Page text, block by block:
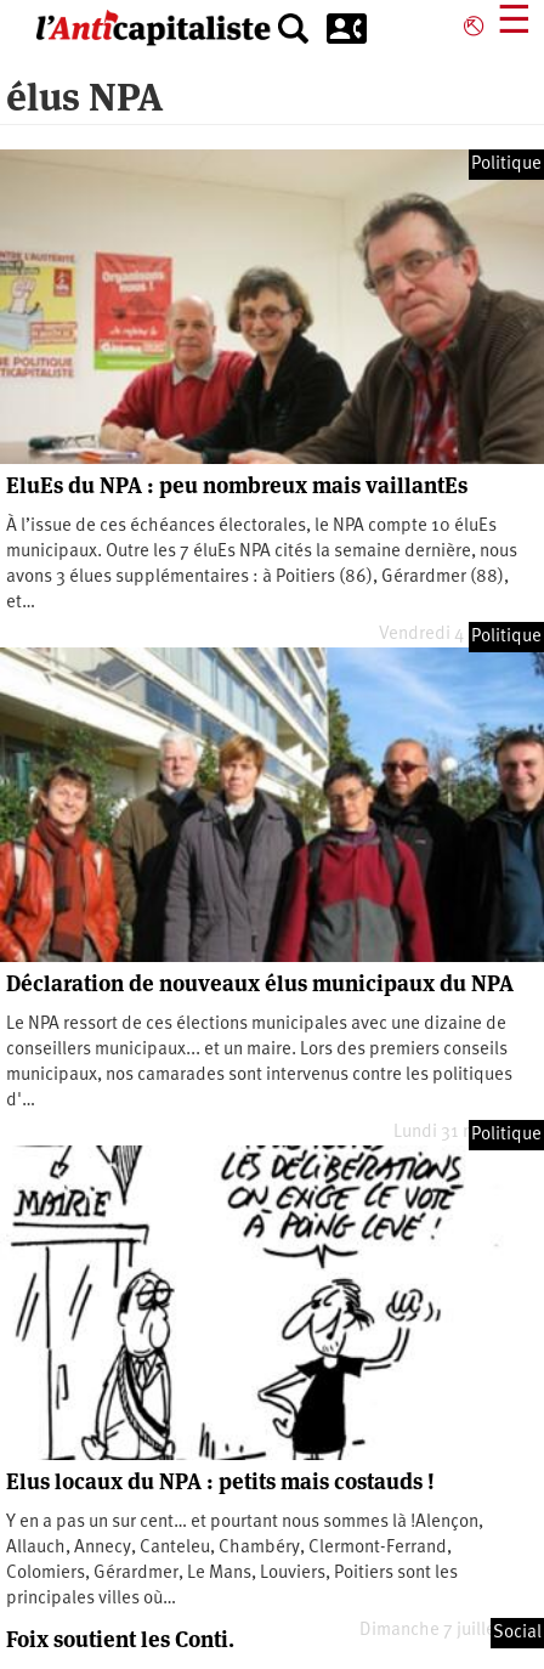
principal
⎋ ☰
élus NPA
Politique
EluEs du NPA : peu nombreux mais vaillantEs
À l’issue de ces échéances électorales, le NPA compte 10 éluEs
municipaux. Outre les 7 éluEs NPA cités la semaine dernière, nous
avons 3 élues supplémentaires : à Poitiers (86), Gérardmer (88),
et…
Vendredi 4 avril 2014
Politique
Déclaration de nouveaux élus municipaux du NPA
Le NPA ressort de ces élections municipales avec une dizaine de
conseillers municipaux... et un maire. Lors des premiers conseils
municipaux, nos camarades sont intervenus contre les politiques
d'…
Lundi 31 mars 2014
Politique
Elus locaux du NPA : petits mais costauds !
Y en a pas un sur cent… et pourtant nous sommes là !Alençon,
Allauch, Annecy, Canteleu, Chambéry, Clermont-Ferrand,
Colomiers, Gérardmer, Le Mans, Louviers, Poitiers sont les
principales villes où…
Dimanche 7 juillet 2013
Social
Foix soutient les Conti.